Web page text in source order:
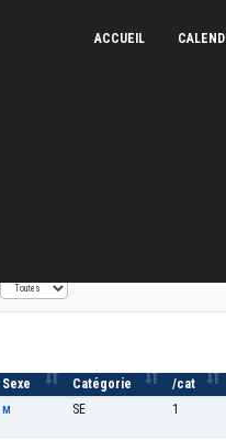
ACCUEIL
Sexe Catégorie /cat
M SE 1